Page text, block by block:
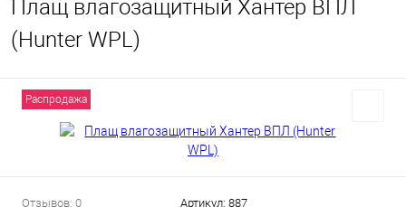
Плащ влагозащитный Хантер ВПЛ
(Hunter WPL)
Распродажа
Отзывов: 0 Артикул: 887